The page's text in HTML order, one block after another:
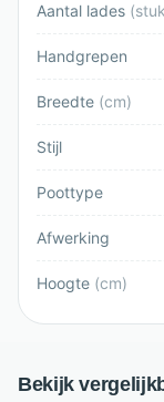
Aantal lades (
Handgrepen
Breedte (cm)
Stijl
Poottype
Afwerking
Hoogte (cm)
Bekijk